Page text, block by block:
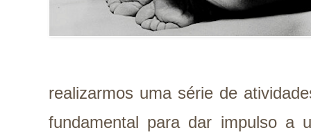
realizarmos uma série de
fundamental para dar impulso a